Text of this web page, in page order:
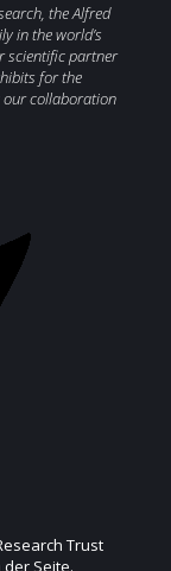
the Alfred
in theworld’s
scientific partner
for the
ourcollaboration
Trust
Seite.